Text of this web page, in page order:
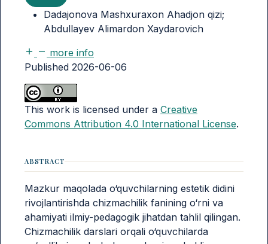
Dadajonova Mashxuraxon Ahadjon qizi;
Abdullayev Alimardon Xaydarovich
more info
Published 2026-06-06
This work is licensed under a Creative
Commons Attribution 4.0 International License.
ABSTRACT
Mazkur maqolada o‘quvchilarning estetik didini
rivojlantirishda chizmachilik fanining o‘rni va
ahamiyati ilmiy-pedagogik jihatdan tahlil qilingan.
Chizmachilik darslari orqali o‘quvchilarda